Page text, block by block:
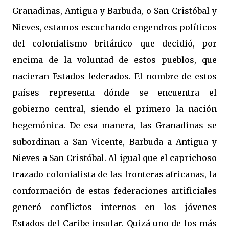
Granadinas, Antigua y Barbuda, o San Cristóbal y
Nieves, estamos escuchando engendros políticos
del colonialismo británico que decidió, por
encima de la voluntad de estos pueblos, que
nacieran Estados federados. El nombre de estos
países representa dónde se encuentra el
gobierno central, siendo el primero la nación
hegemónica. De esa manera, las Granadinas se
subordinan a San Vicente, Barbuda a Antigua y
Nieves a San Cristóbal. Al igual que el caprichoso
trazado colonialista de las fronteras africanas, la
conformación de estas federaciones artificiales
generó conflictos internos en los jóvenes
Estados del Caribe insular. Quizá uno de los más